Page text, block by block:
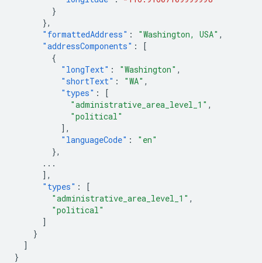
}
},
"formattedAddress" : "Washington, USA" ,
"addressComponents" :
[
{
"longText" : "Washington" ,
"shortText" : "WA" ,
"types" :
[
"administrative_area_level_1" ,
"political"
],
"languageCode" :
"en"
},
...
],
"types" :
[
"administrative_area_level_1" ,
"political"
]
}
]
}